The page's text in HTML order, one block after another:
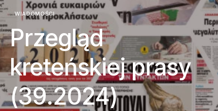
WIADOMOŚCI
Przegląd
kreteńskiej prasy
(39.2024)